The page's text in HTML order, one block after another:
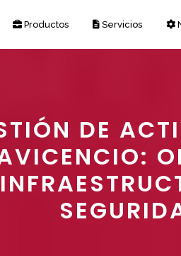
Productos Servicios
DE